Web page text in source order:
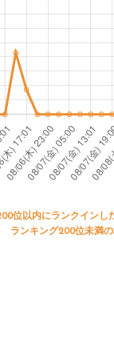
位以内にランクインし
ランキング200位未満